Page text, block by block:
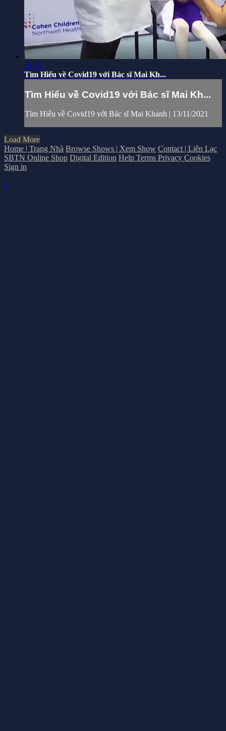
21:42
Tìm Hiểu về Covid19 với Bác sĩ Mai Kh...
Tìm Hiểu về Covid19 với Bác sĩ Mai Kh...
Tìm Hiểu về Covid19 với Bác sĩ Mai Khanh | 13/11/2021
Load More
Home | Trang Nhà Browse Shows | Xem Show Contact | Liên Lạc
SBTN Online Shop Digital Edition Help Terms Privacy Cookies
Sign in
×